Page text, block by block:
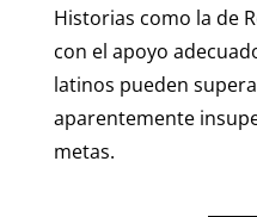
Historias como la de
con el apoyo
latinos pueden
aparentemente
metas.